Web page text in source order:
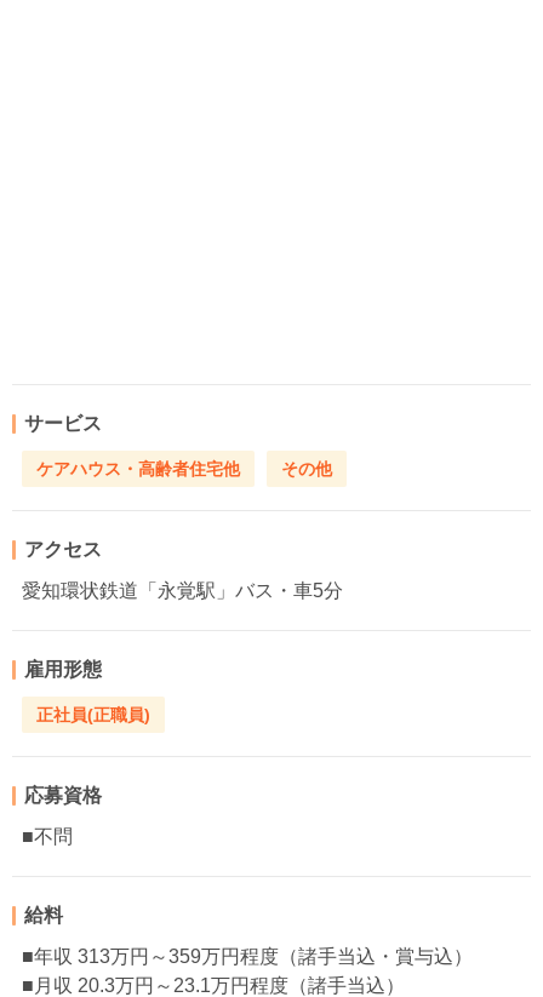
サービス
ケアハウス・高齢者住宅他 その他
アクセス
愛知環状鉄道「永覚駅」バス・車5分
雇用形態
正社員(正職員)
応募資格
■不問
給料
■年収 313万円～359万円程度（諸手当込・賞与込）
■月収 20.3万円～23.1万円程度（諸手当込）